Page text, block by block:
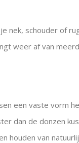
nek, schouder of
weer af van
een vaste vorm
dan de donzen
houden van